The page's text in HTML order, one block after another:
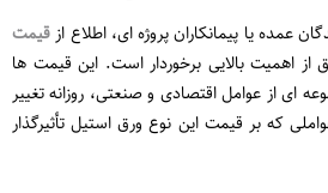
عمده یا پیمانکاران پروژه ‌ای، اطلاع از قیمت
از اهمیت بالایی برخوردار است. این قیمت‌ ها
‌ای از عوامل اقتصادی و صنعتی، روزانه تغییر
که بر قیمت این نوع ورق استیل تأثیرگذار